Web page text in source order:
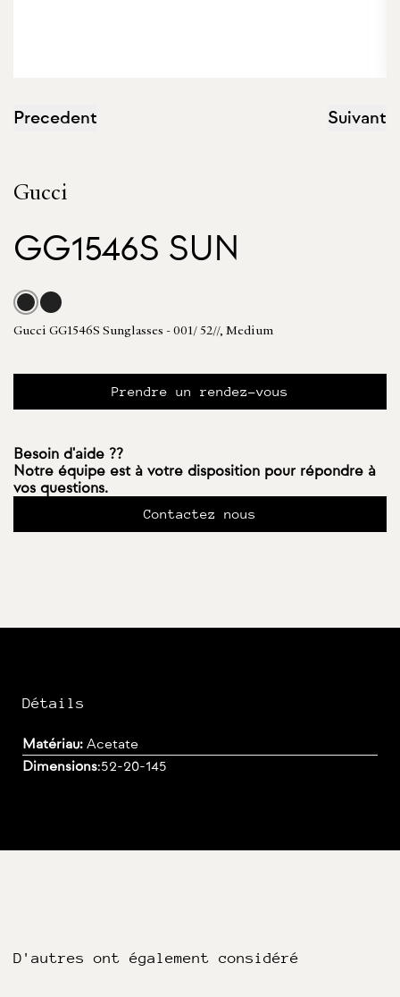
Precedent Suivant
Gucci
GG1546S SUN
Gucci GG1546S Sunglasses - 001/ 52//, Medium
Prendre un rendez-vous
Besoin d'aide ??
Notre équipe est à votre disposition pour répondre à
vos questions.
Contactez nous
Détails
Matériau: Acetate
Dimensions:52-20-145
D'autres ont également considéré